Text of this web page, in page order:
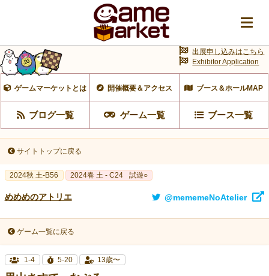
ゲームマーケットとは 開催概要＆アクセス ブース＆ホールMAP
ブログ一覧 ゲーム一覧 ブース一覧
出展申し込みはこちら
Exhibitor Application
サイトトップに戻る
2024秋 土-B56 2024春 土 - C24 試遊○
めめめのアトリエ @mememeNoAtelier
ゲーム一覧に戻る
1-4 5-20 13歳〜